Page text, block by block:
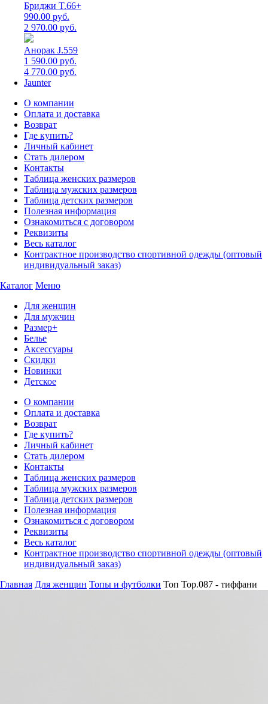
Бриджи T.66+
990.00 руб.
2 970.00 руб.
Анорак J.559
1 590.00 руб.
4 770.00 руб.
Jaunter
О компании
Оплата и доставка
Возврат
Где купить?
Личный кабинет
Стать дилером
Контакты
Таблица женских размеров
Таблица мужских размеров
Таблица детских размеров
Полезная информация
Ознакомиться с договором
Реквизиты
Весь каталог
Контрактное производство спортивной одежды (оптовый
индивидуальный заказ)
Каталог Меню
Для женщин
Для мужчин
Размер+
Белье
Аксессуары
Скидки
Новинки
Детское
О компании
Оплата и доставка
Возврат
Где купить?
Личный кабинет
Стать дилером
Контакты
Таблица женских размеров
Таблица мужских размеров
Таблица детских размеров
Полезная информация
Ознакомиться с договором
Реквизиты
Весь каталог
Контрактное производство спортивной одежды (оптовый
индивидуальный заказ)
Главная Для женщин Топы и футболки Топ Top.087 - тиффани